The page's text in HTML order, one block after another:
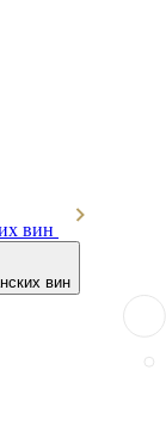
вин
вин